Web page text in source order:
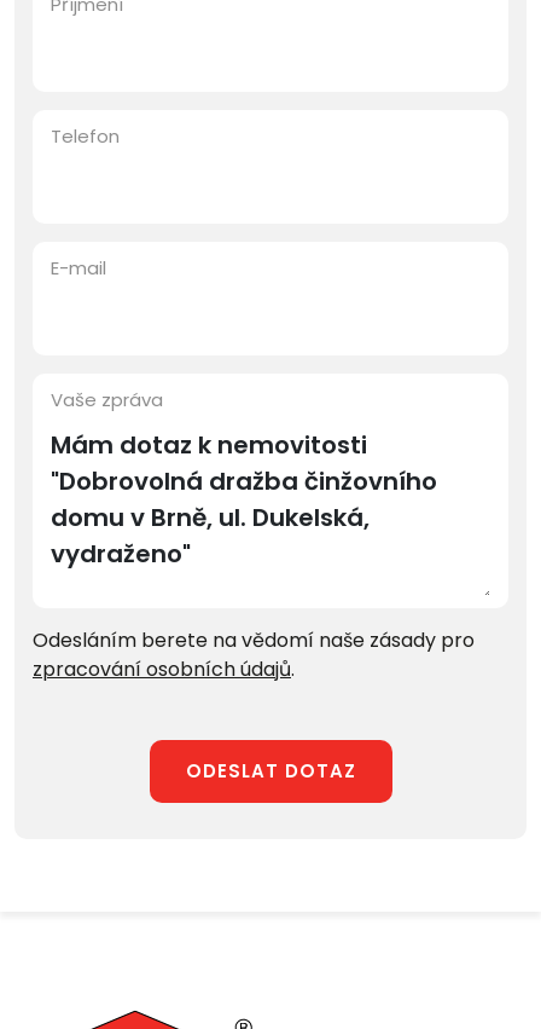
Telefon
E-mail
Vaše zpráva
Odesláním berete na vědomí naše zásady pro
zpracování osobních údajů.
ODESLAT DOTAZ